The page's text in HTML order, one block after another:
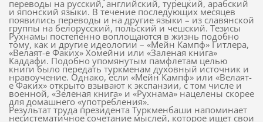
переводы на русский, английский, турецкий, арабский
и японский языки. В течение последующих месяцев
появились переводы и на другие языки – из славянской
группы на белорусский, польский и чешский. Тезисы
Рухнамы постепенно воплощаются в жизнь подобно
тому, как и другие идеологии – «Мейн Кампф» Гитлера,
«Велаят-е Факих» Хомейни или «Заленая книга»
Каддафи. Подобно упомянутым памфлетам целью
книги было передать туркменам духовный источник и
нравоучение. Однако, если «Мейн Кампф» или «Велаят-
е Факих» открыто взывают к экспанзии, с том числе и
военной, «Зеленая книга» и «Рухнама» нацелены скорее
для домашнего «употребления».
Результат труда президента Туркменбаши напоминает
несистематичное сочетание мыслей, которое ищет свои